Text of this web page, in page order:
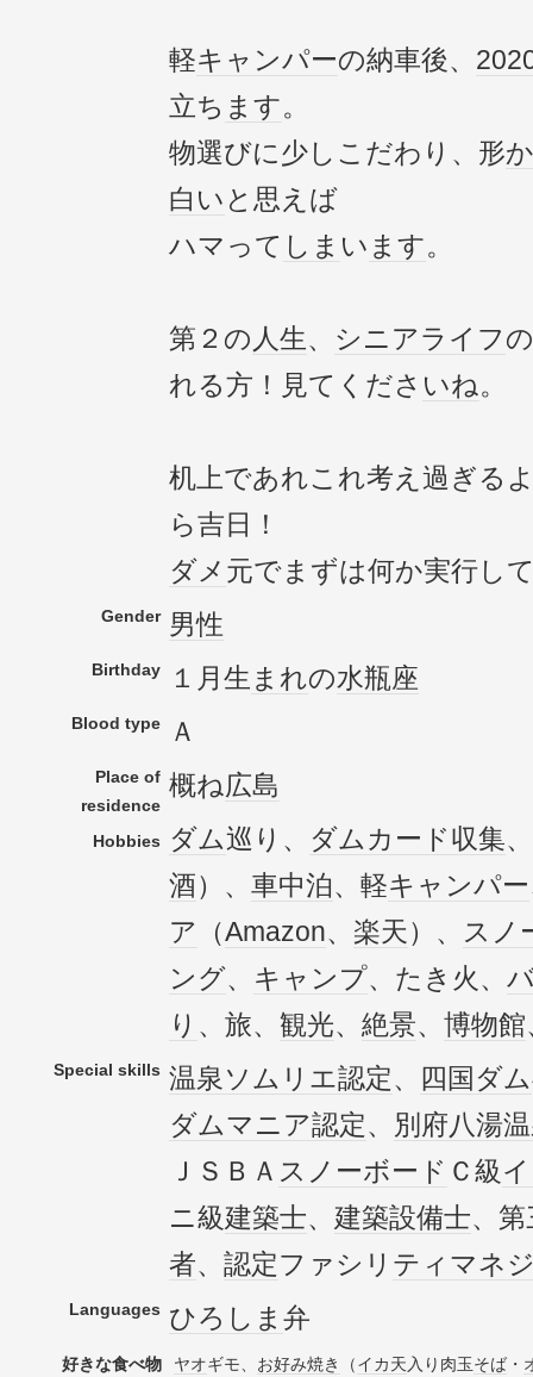
軽キャンパーの納車後、
立ち ます。
物選びに少しこだわり、形
白い と思えば
ハマって しま い ます。
第２の人生、 シニアライフ
れる方！見てくださ いね。
机上であれこれ考え過ぎる
ら吉日！
ダメ 元でまずは何か実行し
Gender 男性
Birthday １月生 まれの水瓶座
Blood type Ａ
Place of
residence
概ね広島
Hobbies ダム巡り、 ダムカード収集、
酒）、 車中泊、軽キャンパー
ア
（Amazon、 楽天）、 スノ
ング、 キャンプ、たき火、
り 、旅、 観光、 絶景、 博物館
Special skills 温泉ソムリエ認定、 四国 ダム
ダムマニア認定、 別府八湯
ＪＳＢＡ スノーボード Ｃ級
ニ級建築士、 建築設備士、
者、 認定ファシリ ティ マネ
Languages ひろしま 弁
好きな食べ物 ヤオギモ、 お好み焼き （イカ天入り肉玉そば ・